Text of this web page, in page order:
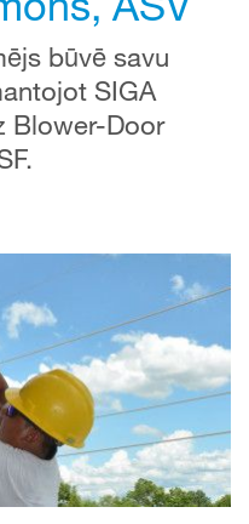
būvē savu
SIGA
Blower-Door